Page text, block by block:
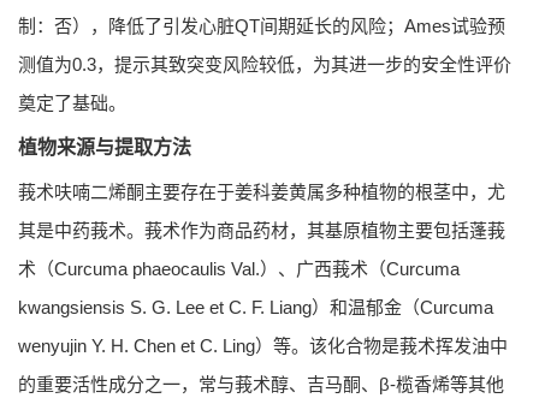
制：否），降低了引发心脏QT间期延长的风险；Ames试验预
测值为0.3，提示其致突变风险较低，为其进一步的安全性评价
奠定了基础。
植物来源与提取方法
莪术呋喃二烯酮主要存在于姜科姜黄属多种植物的根茎中，尤
其是中药莪术。莪术作为商品药材，其基原植物主要包括蓬莪
术（Curcuma phaeocaulis Val.）、广西莪术（Curcuma
kwangsiensis S. G. Lee et C. F. Liang）和温郁金（Curcuma
wenyujin Y. H. Chen et C. Ling）等。该化合物是莪术挥发油中
的重要活性成分之一，常与莪术醇、吉马酮、β-榄香烯等其他